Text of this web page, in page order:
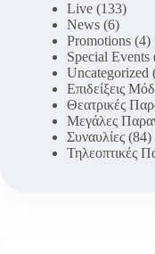
Live (133)
News (6)
Promotions (4)
Special Events
Uncategorized
Επιδείξεις
Θεατρικές
Μεγάλες
Συναυλίες (84)
Τηλεοπτικές